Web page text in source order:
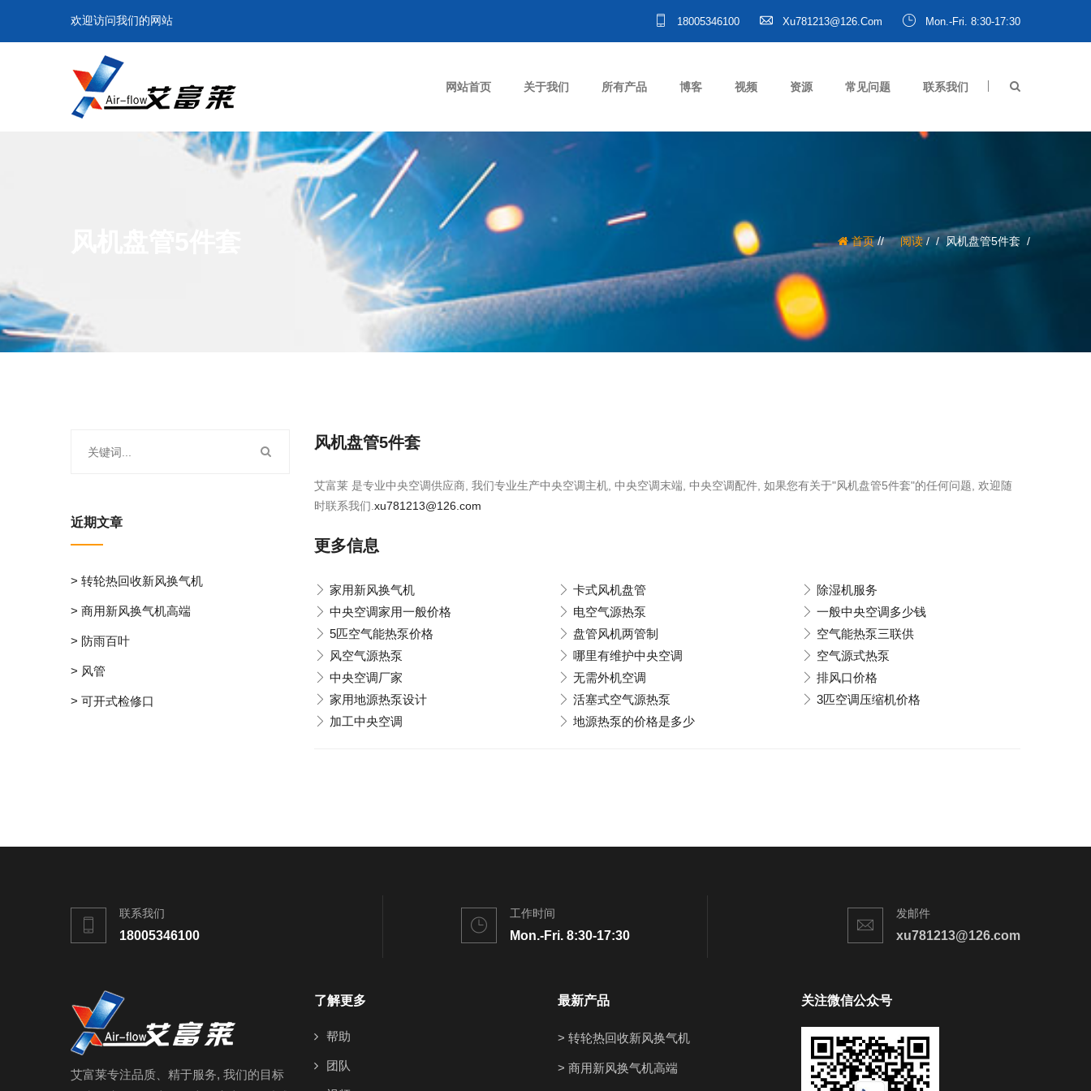
欢迎访问我们的网站 18005346100 Xu781213@126.com Mon.-Fri. 8:30-17:30
网站首页 关于我们 所有产品 博客 视频 资源 常见问题 联系我们
首页/ 阅读/ 风机盘管5件套
风机盘管5件套
艾富莱 是专业中央空调供应商, 我们专业生产中央空调主机, 中央空调末端, 中央空调配件, 如果您有关于"风机盘管5件套"的任何问题, 欢迎随
时联系我们. xu781213@126.com
更多信息
家用新风换气机 卡式风机盘管
除湿机服务
中央空调家用一般价格
电空气源热泵
一般中央空调多少钱
5匹空气能热泵价格
盘管风机两管制
空气能热泵三联供
风空气源热泵
哪里有维护中央空调
空气源式热泵
中央空调厂家
无需外机空调
排风口价格
家用地源热泵设计
活塞式空气源热泵
3匹空调压缩机价格
加工中央空调
地源热泵的价格是多少
近期文章
> 转轮热回收新风换气机
> 商用新风换气机高端
> 防雨百叶
> 风管
> 可开式检修口
联系我们
18005346100
工作时间
Mon.-Fri. 8:30-17:30
发邮件
xu781213@126.com
艾富莱专注品质、精于服务, 我们的目标
了解更多
帮助
团队
最新产品
> 转轮热回收新风换气机
> 商用新风换气机高端
关注微信公众号